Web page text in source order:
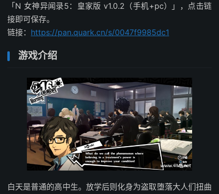
「N 女神异闻录5：皇家版 v1.0.2（手机+pc）」，点击链
接即可保存。
链接： https://pan.quark.cn/s/0047f9985dc1
游戏介绍
白天是普通的高中生。放学后则化身为盗取堕落大人们扭曲